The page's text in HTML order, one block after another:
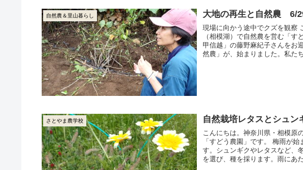
自然農＆里山暮らし 大地の再生と自然農 6/
現場に向かう途中でクズを観察
（相模湖）で自然農を営む「
甲信越」の藤野麻紀子さんをお
然農」が、始まりました。私た
さとやま農学校 自然栽培レタスとシュン
こんにちは。神奈川県・相模原
「すどう農園」です。 梅雨が
す。シュンギクやレタスなど、
を選び、種を採ります。雨にあ